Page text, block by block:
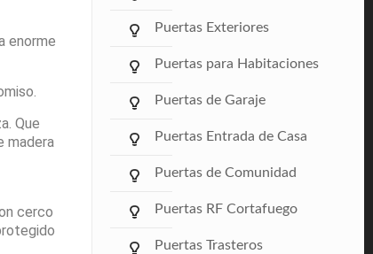
enorme
Que
madera
cerco
Puertas Exteriores
Puertas para Habitaciones
Puertas de Garaje
Puertas Entrada de Casa
Puertas de Comunidad
Puertas RF Cortafuego
Puertas Trasteros